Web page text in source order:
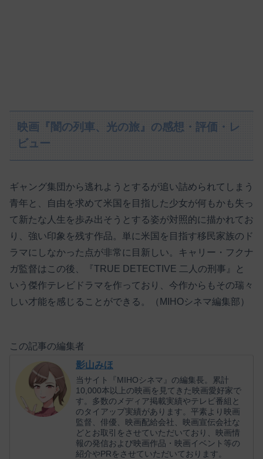
映画『闇の列車、光の旅』の感想・評価・レ
ビュー
ギャング集団から逃れようとするが追い詰められてしまう
青年と、自由を求めて米国を目指した少女が何もかも失っ
て新たな人生を歩み出そうとする姿が対照的に描かれてお
り、強い印象を残す作品。単に米国を目指す移民家族のド
ラマにしなかった点が非常に目新しい。キャリー・フクナ
ガ監督はこの後、『TRUE DETECTIVE 二人の刑事』と
いう傑作テレビドラマを作っており、今作からもその瑞々
しい才能を感じることができる。（MIHOシネマ編集部）
この記事の編集者
影山みほ
当サイト『MIHOシネマ』の編集長。累計
10,000本以上の映画を見てきた映画愛好家で
す。多数のメディア掲載実績やテレビ番組と
のタイアップ実績があります。平素より映画
監督、俳優、映画配給会社、映画宣伝会社な
どとお取引をさせていただいており、映画情
報の発信および映画作品・映画イベント等の
紹介やPRをさせていただいております。